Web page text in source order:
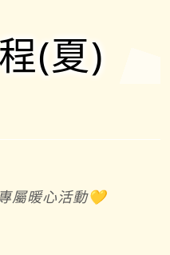
(夏)
屬暖心活動💛